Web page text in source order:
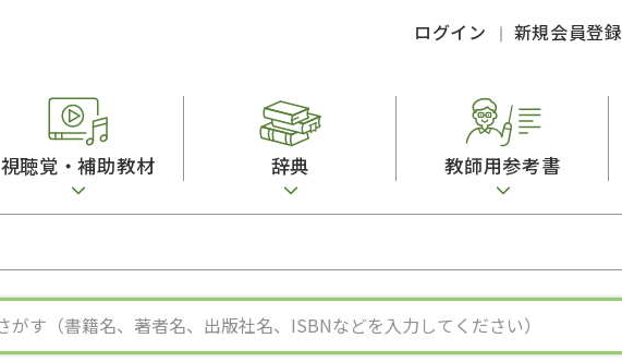
ログイン 新規会員登録
子ども向け
文法
発音・聴解
作文
視聴覚・補助教材
絵本・子ども向け補助 図表
辞典
スペイン語辞典
中国語辞典
ポルトガル語辞典
ロシア語辞典
教師用参考書
語彙・意味
文章・談話・表現
表記
言語学